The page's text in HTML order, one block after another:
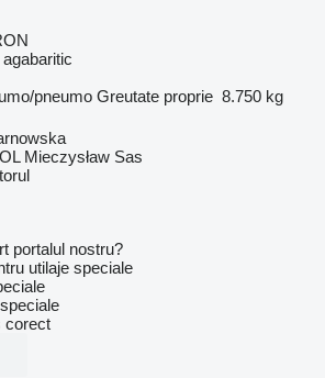
pneumo Greutate proprie 8.750 kg
Mieczysław Sas
portalul nostru?
utilaje speciale
corect